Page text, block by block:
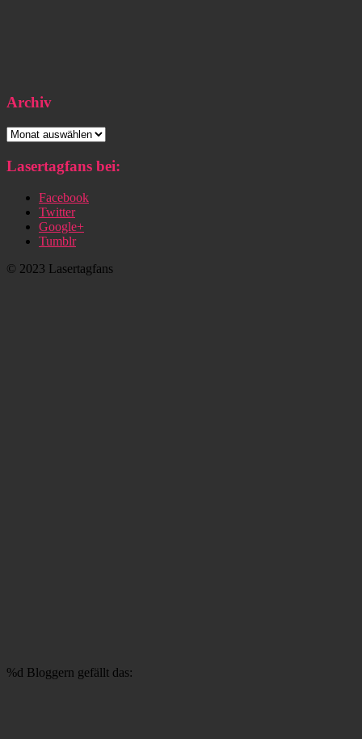
Archiv
Archiv
Lasertagfans bei:
Facebook
Twitter
Google+
Tumblr
© 2023 Lasertagfans
%d Bloggern gefällt das: